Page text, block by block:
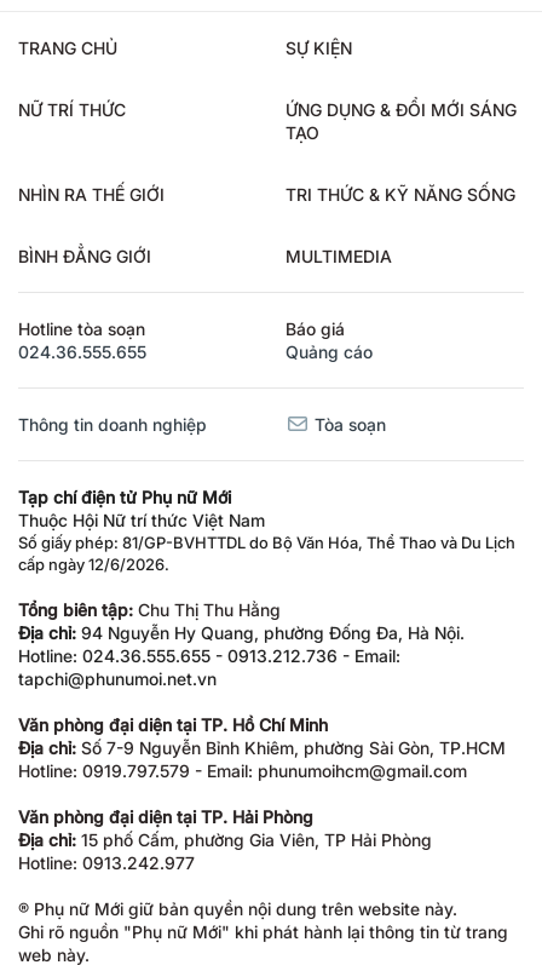
TRANG CHỦ SỰ KIỆN
NỮ TRÍ THỨC
ỨNG DỤNG & ĐỔI MỚI SÁNG
TẠO
NHÌN RA THẾ GIỚI TRI THỨC & KỸ NĂNG SỐNG
BÌNH ĐẲNG GIỚI MULTIMEDIA
Hotline tòa soạn
024.36.555.655
Báo giá
Quảng cáo
Thông tin doanh nghiệp Tòa soạn
Tạp chí điện tử Phụ nữ Mới
Thuộc Hội Nữ trí thức Việt Nam
Số giấy phép: 81/GP-BVHTTDL do Bộ Văn Hóa, Thể Thao và Du Lịch
cấp ngày 12/6/2026.
Tổng biên tập: Chu Thị Thu Hằng
Địa chỉ: 94 Nguyễn Hy Quang, phường Đống Đa, Hà Nội.
Hotline: 024.36.555.655 - 0913.212.736 - Email:
tapchi@phunumoi.net.vn
Văn phòng đại diện tại TP. Hồ Chí Minh
Địa chỉ: Số 7-9 Nguyễn Bỉnh Khiêm, phường Sài Gòn, TP.HCM
Hotline: 0919.797.579 - Email: phunumoihcm@gmail.com
Văn phòng đại diện tại TP. Hải Phòng
Địa chỉ: 15 phố Cấm, phường Gia Viên, TP Hải Phòng
Hotline: 0913.242.977
® Phụ nữ Mới giữ bản quyền nội dung trên website này.
Ghi rõ nguồn "Phụ nữ Mới" khi phát hành lại thông tin từ trang
web này.